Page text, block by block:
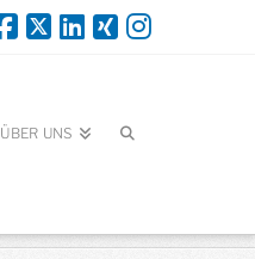
ÜBER UNS